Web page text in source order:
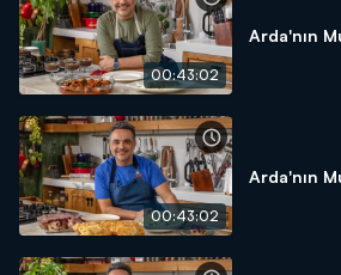
00:43:02
Arda'nın
00:43:02
Arda'nın